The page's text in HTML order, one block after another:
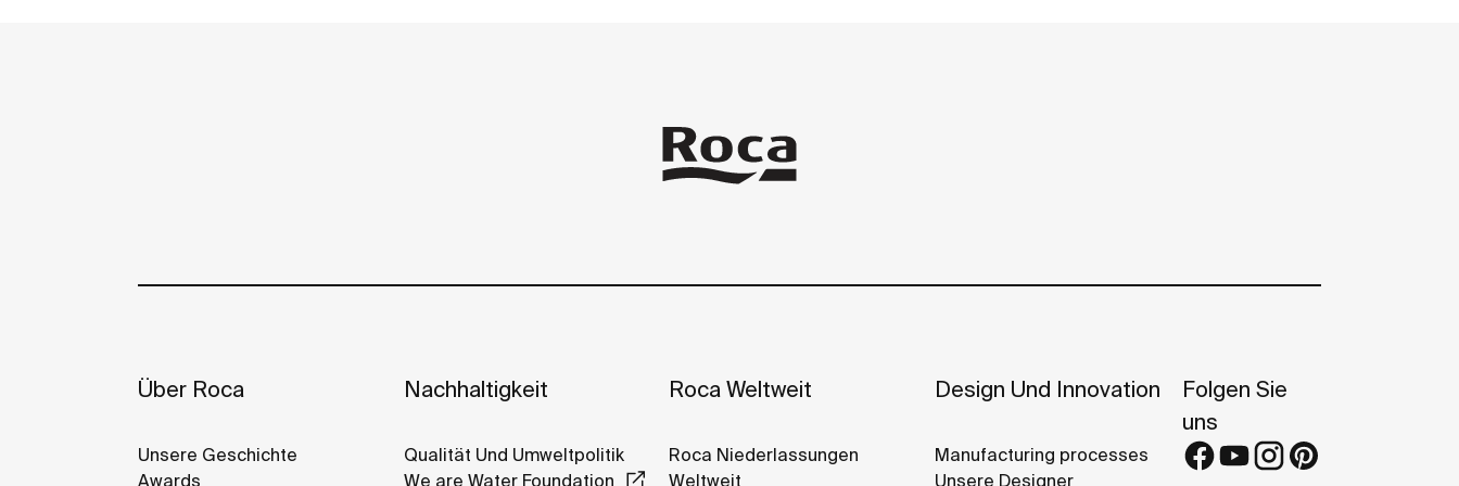
Über Roca
Unsere Geschichte
Awards
Nachhaltigkeit
Qualität Und Umweltpolitik
We are Water Foundation
Roca Weltweit
Roca Niederlassungen
Weltweit
Design Und Innovation
Manufacturing processes
Unsere Designer
Folgen Sie
uns